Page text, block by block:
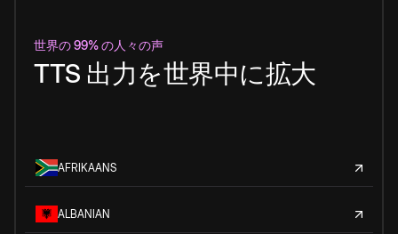
世界の 99% の人々の声
TTS 出力を世界中に拡大
AFRIKAANS
ALBANIAN